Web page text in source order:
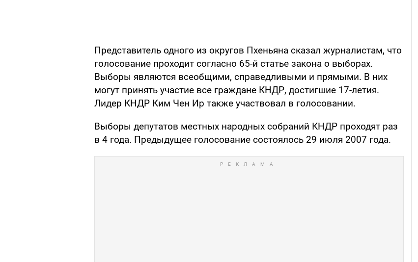
Представитель одного из округов Пхеньяна сказал журналистам, что
голосование проходит согласно 65-й статье закона о выборах.
Выборы являются всеобщими, справедливыми и прямыми. В них
могут принять участие все граждане КНДР, достигшие 17-летия.
Лидер КНДР Ким Чен Ир также участвовал в голосовании.
Выборы депутатов местных народных собраний КНДР проходят раз
в 4 года. Предыдущее голосование состоялось 29 июля 2007 года.